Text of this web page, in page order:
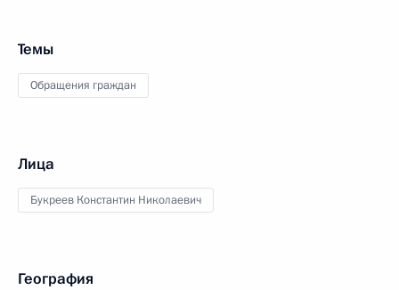
Темы
Обращения граждан
Лица
Букреев Константин Николаевич
География